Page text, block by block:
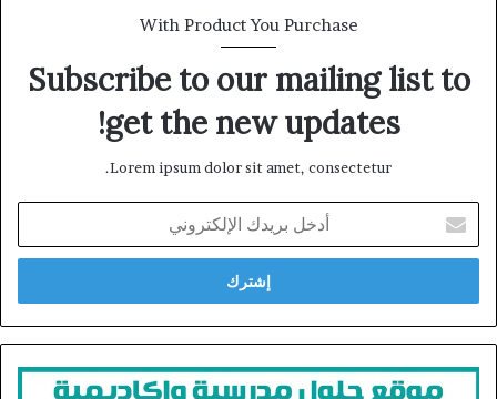
With Product You Purchase
Subscribe to our mailing list to
get the new updates!
Lorem ipsum dolor sit amet, consectetur.
بريدك
الإلكتروني